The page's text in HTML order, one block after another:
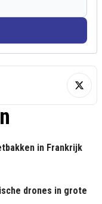
in Frankrijk
drones in grote